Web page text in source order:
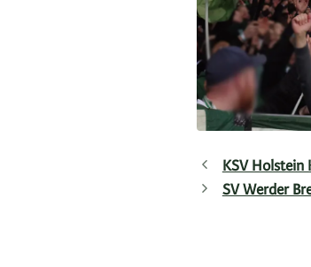
KSV Holstein
SV Werder